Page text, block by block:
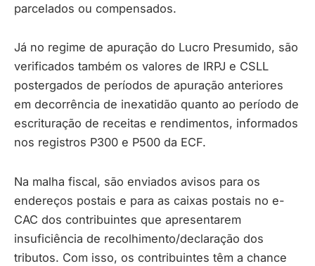
parcelados ou compensados.
Já no regime de apuração do Lucro Presumido, são
verificados também os valores de IRPJ e CSLL
postergados de períodos de apuração anteriores
em decorrência de inexatidão quanto ao período de
escrituração de receitas e rendimentos, informados
nos registros P300 e P500 da ECF.
Na malha fiscal, são enviados avisos para os
endereços postais e para as caixas postais no e-
CAC dos contribuintes que apresentarem
insuficiência de recolhimento/declaração dos
tributos. Com isso, os contribuintes têm a chance